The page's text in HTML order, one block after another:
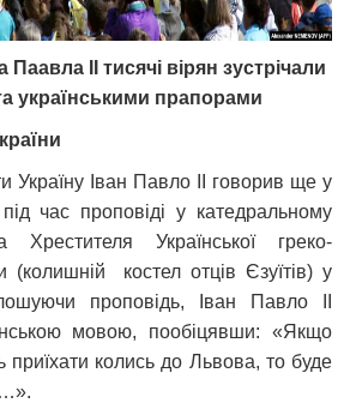
ІІ тисячі вірян зустрічали
українськими прапорами
Україну Іван Павло ІІ говорив ще у
час проповіді у катедральному
Хрестителя Української греко-
(колишній костел отців Єзуїтів) у
проповідь, Іван Павло ІІ
мовою, пообіцявши: «Якщо
приїхати колись до Львова, то буде